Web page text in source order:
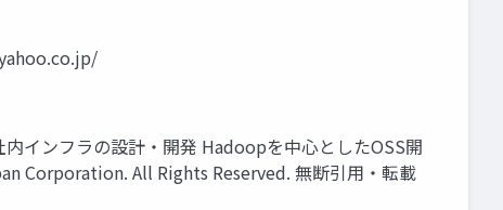
インフラの設計・開発 Hadoopを中心としたOSS開
Corporation. All Rights Reserved. 無断引用・転載